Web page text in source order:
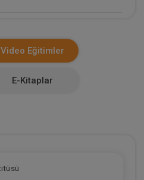
Video Eğitimler
E-Kitaplar